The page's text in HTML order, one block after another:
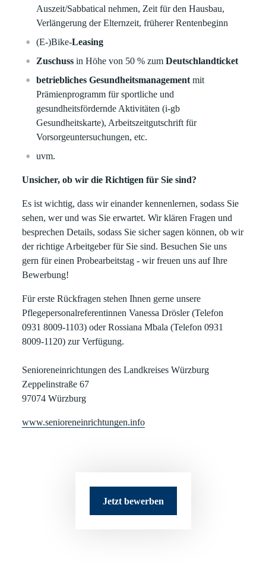
Auszeit/Sabbatical nehmen, Zeit für den Hausbau,
Verlängerung der Elternzeit, früherer Rentenbeginn
(E-)Bike-Leasing
Zuschussin Höhe von 50 % zumDeutschlandticket
betriebliches Gesundheitsmanagement mit
Prämienprogramm für sportliche und
gesundheitsfördernde Aktivitäten (i-gb
Gesundheitskarte), Arbeitszeitgutschrift für
Vorsorgeuntersuchungen, etc.
uvm.
Unsicher, ob wir die Richtigen für Sie sind?
Es ist wichtig, dass wir einander kennenlernen, sodass Sie
sehen, wer und was Sie erwartet. Wir klären Fragen und
besprechen Details, sodass Sie sicher sagen können, ob wir
der richtige Arbeitgeber für Sie sind. Besuchen Sie uns
gern für einen Probearbeitstag - wir freuen uns auf Ihre
Bewerbung!
Für erste Rückfragen stehen Ihnen gerne unsere
Pflegepersonalreferentinnen Vanessa Drösler (Telefon
0931 8009-1103) oder Rossiana Mbala (Telefon 0931
8009-1120) zur Verfügung.
Senioreneinrichtungen des Landkreises Würzburg
Zeppelinstraße 67
97074 Würzburg
www.senioreneinrichtungen.info
Jetzt bewerben